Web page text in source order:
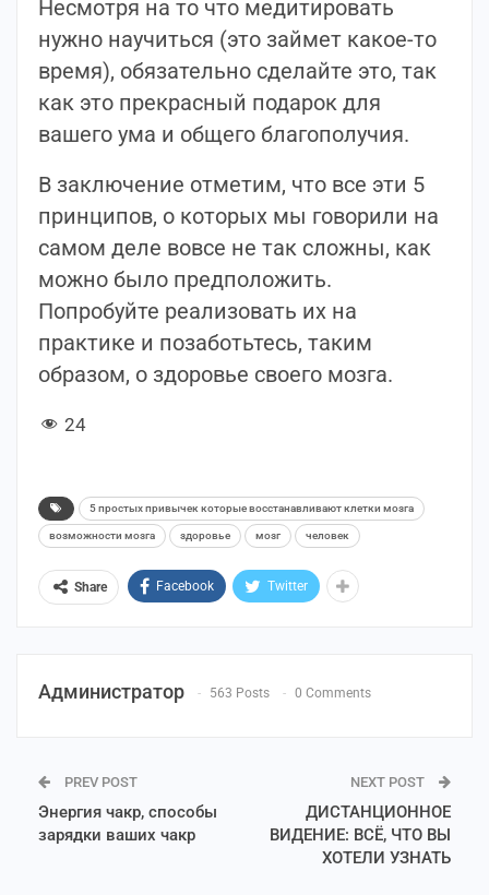
Несмотря на то что медитировать
нужно научиться (это займет какое-то
время), обязательно сделайте это, так
как это прекрасный подарок для
вашего ума и общего благополучия.
В заключение отметим, что все эти 5
принципов, о которых мы говорили на
самом деле вовсе не так сложны, как
можно было предположить.
Попробуйте реализовать их на
практике и позаботьтесь, таким
образом, о здоровье своего мозга.
24
5 простых привычек которые восстанавливают клетки мозга
возможности мозга здоровье мозг человек
Share Facebook Twitter
Администратор 563 Posts 0 Comments
PREV POST
Энергия чакр, способы
зарядки ваших чакр
NEXT POST
ДИСТАНЦИОННОЕ
ВИДЕНИЕ: ВСЁ, ЧТО ВЫ
ХОТЕЛИ УЗНАТЬ